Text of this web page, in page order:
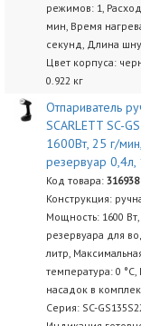
режимов: 1,
мин, Время
секунд, Длина
Цвет корпуса:
0.922 кг
Отпариватель
SCARLETT SC-
1600Вт, 25 г/мин,
резервуар
Код товара: 316938
Конструкция:
Мощность: 1600 Вт,
резервуара для
литр,
температура: 0 °C,
насадок в
Серия: SC-